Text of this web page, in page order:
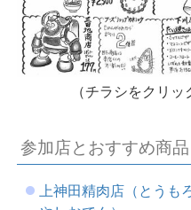
（チラシをクリッ
参加店とおすすめ商品
上神田精肉店（とうも